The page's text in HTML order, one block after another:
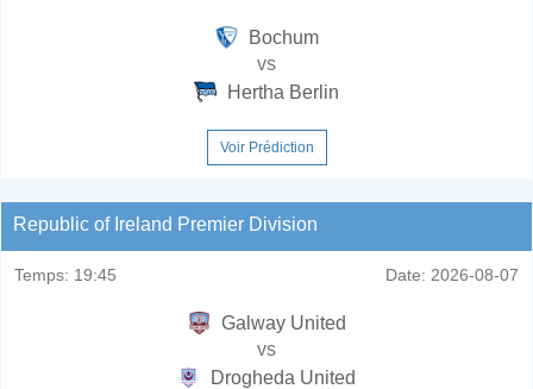
Bochum
vs
Hertha Berlin
Voir Prédiction
Republic of Ireland Premier Division
Temps: 19:45 Date: 2026-08-07
Galway United
vs
Drogheda United